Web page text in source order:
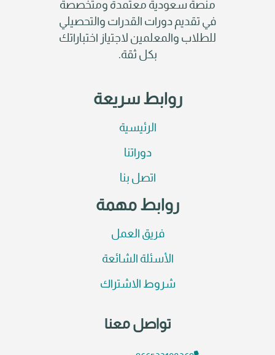
منصة سعودية معتمدة ومتخصصة
في تقديم دورات القدرات والتحصيلي
للطلاب والمعلمين لاجتياز اختباراتك
بكل ثقة.
روابط سريعة
الرئيسية
دوراتنا
اتصل بنا
روابط مهمة
فريق العمل
الأسئلة الشائعة
شروط الاشتراك
تواصل معنا